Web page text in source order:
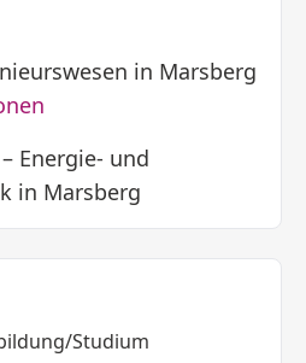
in Marsberg
Energie- und
in Marsberg
Studium